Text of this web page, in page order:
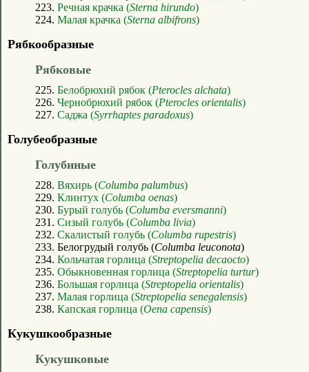
223. Речная крачка (Sterna hirundo)
224. Малая крачка (Sterna albifrons)
Рябкообразные
Рябковые
225. Белобрюхий рябок (Pterocles alchata)
226. Чернобрюхий рябок (Pterocles orientalis)
227. Саджа (Syrrhaptes paradoxus)
Голубеобразные
Голубиные
228. Вяхирь (Columba palumbus)
229. Клинтух (Columba oenas)
230. Бурый голубь (Columba eversmanni)
231. Сизый голубь (Columba livia)
232. Скалистый голубь (Columba rupestris)
233. Белогрудый голубь (Columba leuconota)
234. Кольчатая горлица (Streptopelia decaocto)
235. Обыкновенная горлица (Streptopelia turtur)
236. Большая горлица (Streptopelia orientalis)
237. Малая горлица (Streptopelia senegalensis)
238. Капская горлица (Oena capensis)
Кукушкообразные
Кукушковые